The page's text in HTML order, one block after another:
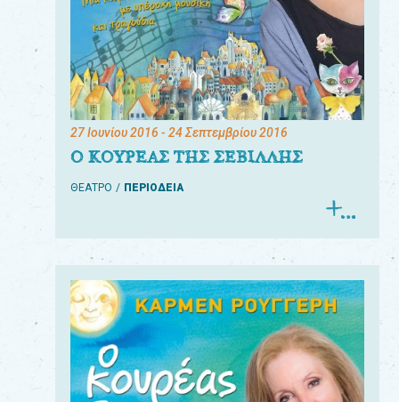
27 Ιουνίου 2016 - 24 Σεπτεμβρίου 2016
Ο ΚΟΥΡΕΑΣ ΤΗΣ ΣΕΒΙΛΛΗΣ
ΘΕΑΤΡΟ ΠΕΡΙΟΔΕΙΑ